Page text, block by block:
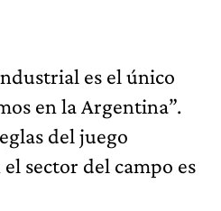
es el único
en la Argentina”.
del juego
sector del campo es